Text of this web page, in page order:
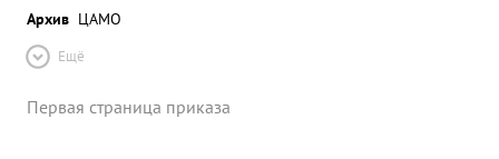
Архив ЦАМО
Ещё
Первая страница приказа